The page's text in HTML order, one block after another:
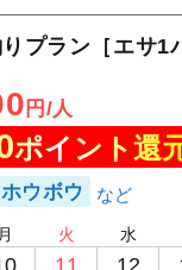
プラン［エサ1
円/人
ポイント還
ホウボウ
月 火
11
水
12